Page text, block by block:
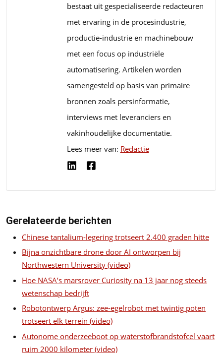
bestaat uit gespecialiseerde redacteuren
met ervaring in de procesindustrie,
productie-industrie en machinebouw
met een focus op industriële
automatisering. Artikelen worden
samengesteld op basis van primaire
bronnen zoals persinformatie,
interviews met leveranciers en
vakinhoudelijke documentatie.
Lees meer van: Redactie
Gerelateerde berichten
Chinese tantalium-legering trotseert 2.400 graden hitte
Bijna onzichtbare drone door AI ontworpen bij
Northwestern University (video)
Hoe NASA’s marsrover Curiosity na 13 jaar nog steeds
wetenschap bedrijft
Robotontwerp Argus: zee-egelrobot met twintig poten
trotseert elk terrein (video)
Autonome onderzeeboot op waterstofbrandstofcel vaart
ruim 2000 kilometer (video)